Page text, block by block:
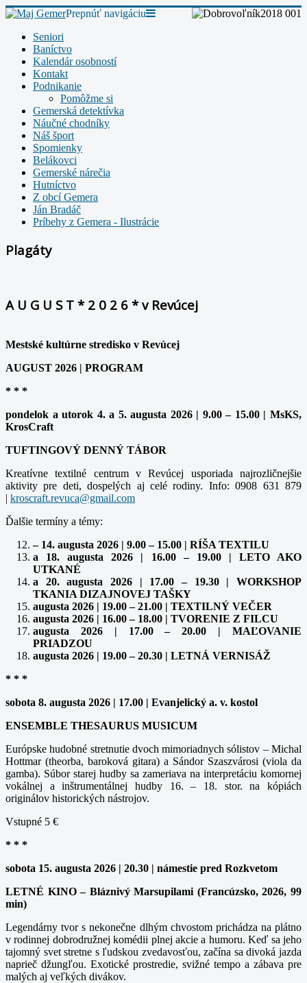
Prepnúť navigáciu
Seniori
Baníctvo
Kalendár osobností
Kontakt
Podnikanie
Pomôžme si
Gemerská detektívka
Náučné chodníky
Náš šport
Spomienky
Belákovci
Gemerské nárečia
Hutníctvo
Z obcí Gemera
Ján Bradáč
Príbehy z Gemera - Ilustrácie
Plagáty
A U G U S T * 2 0 2 6 * v Revúcej
Mestské kultúrne stredisko v Revúcej
AUGUST 2026 | PROGRAM
* * *
pondelok a utorok 4. a 5. augusta 2026 | 9.00 – 15.00 | MsKS,
KrosCraft
TUFTINGOVÝ DENNÝ TÁBOR
Kreatívne textilné centrum v Revúcej usporiada najrozličnejšie
aktivity pre deti, dospelých aj celé rodiny. Info: 0908 631 879
|
Ďalšie termíny a témy:
– 14. augusta 2026 | 9.00 – 15.00 | RÍŠA TEXTILU
a 18. augusta 2026 | 16.00 – 19.00 | LETO AKO
UTKANÉ
a 20. augusta 2026 | 17.00 – 19.30 | WORKSHOP
TKANIA DIZAJNOVEJ TAŠKY
augusta 2026 | 19.00 – 21.00 | TEXTILNÝ VEČER
augusta 2026 | 16.00 – 18.00 | TVORENIE Z FILCU
augusta 2026 | 17.00 – 20.00 | MAĽOVANIE
PRIADZOU
augusta 2026 | 19.00 – 20.30 | LETNÁ VERNISÁŽ
* * *
sobota 8. augusta 2026 | 17.00 | Evanjelický a. v. kostol
ENSEMBLE THESAURUS MUSICUM
Európske hudobné stretnutie dvoch mimoriadnych sólistov – Michal
Hottmar (theorba, baroková gitara) a Sándor Szaszvárosi (viola da
gamba). Súbor starej hudby sa zameriava na interpretáciu komornej
vokálnej a inštrumentálnej hudby 16. – 18. stor. na kópiách
originálov historických nástrojov.
Vstupné 5 €
* * *
sobota 15. augusta 2026 | 20.30 | námestie pred Rozkvetom
LETNÉ KINO – Bláznivý Marsupilami (Francúzsko, 2026, 99
min)
Legendárny tvor s nekonečne dlhým chvostom prichádza na plátno
v rodinnej dobrodružnej komédii plnej akcie a humoru. Keď sa jeho
tajomný svet stretne s ľudskou zvedavosťou, začína sa divoká jazda
naprieč džungľou. Exotické prostredie, svižné tempo a zábava pre
malých aj veľkých divákov.